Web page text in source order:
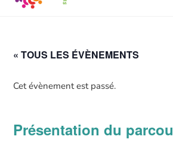
« TOUS LES ÉVÈNEMENTS
Cet évènement est passé.
Présentation du